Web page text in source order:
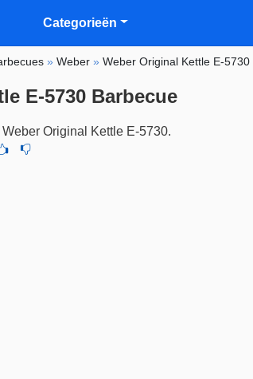
Categorieën
»Weber »Weber Original Kettle E-5730
E-5730 Barbecue
Original Kettle E-5730.